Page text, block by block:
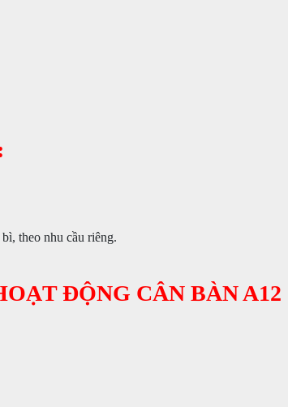
theo nhu cầu riêng.
ĐỘNG CÂN BÀN A12